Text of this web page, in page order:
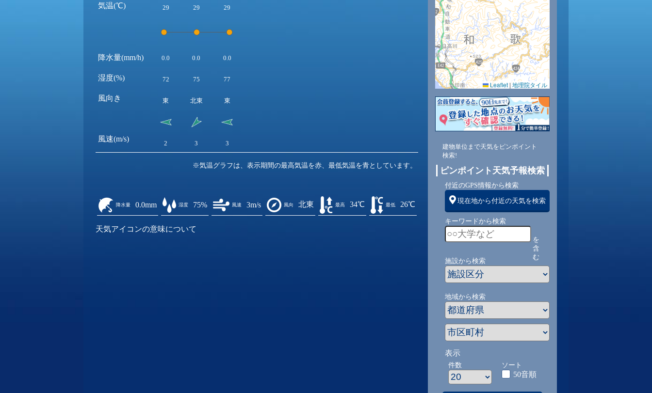
気温(℃)
降水量(mm/h)
湿度(%)
風向き
風速(m/s)
29 29 29
0.0 0.0 0.0
72 75 77
東 北東 東
2 3 3
※気温グラフは、表示期間の最高気温を赤、最低気温を青としています。
降水量 0.0mm 湿度 75% 風速 3m/s 風向 北東 最高 34℃ 最低 26℃
天気アイコンの意味について
Leaflet | 地理院タイル
建物単位まで天気をピンポイント
検索!
ピンポイント天気予報検索
付近のGPS情報から検索
現在地から付近の天気を検索
キーワードから検索
を
含
む
施設から検索
地域から検索
表示
件数 ソート
50音順